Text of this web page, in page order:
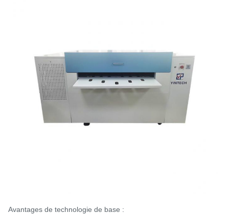
Avantages de technologie de base :